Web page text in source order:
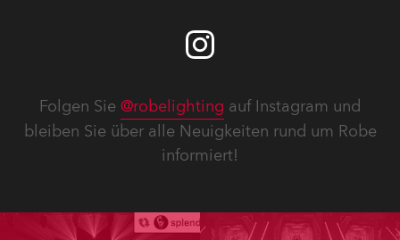
Folgen Sie @robelighting auf Instagram und
bleiben Sie über alle Neuigkeiten rund um Robe
informiert!